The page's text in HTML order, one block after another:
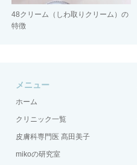
48クリーム（しわ取りクリーム）の
特徴
メニュー
ホーム
クリニック一覧
皮膚科専門医 髙田美子
mikoの研究室